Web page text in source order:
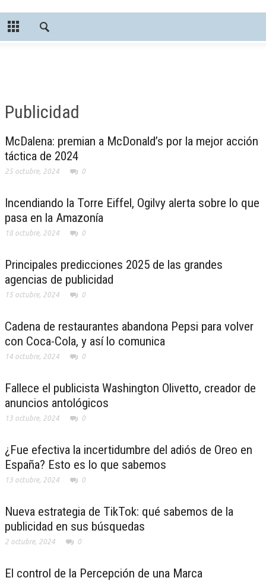
Publicidad
McDalena: premian a McDonald’s por la mejor acción
táctica de 2024
25 octubre, 2024 0
Incendiando la Torre Eiffel, Ogilvy alerta sobre lo que
pasa en la Amazonía
18 octubre, 2024 0
Principales predicciones 2025 de las grandes
agencias de publicidad
15 octubre, 2024 0
Cadena de restaurantes abandona Pepsi para volver
con Coca-Cola, y así lo comunica
14 octubre, 2024 0
Fallece el publicista Washington Olivetto, creador de
anuncios antológicos
13 octubre, 2024 0
¿Fue efectiva la incertidumbre del adiós de Oreo en
España? Esto es lo que sabemos
13 octubre, 2024 0
Nueva estrategia de TikTok: qué sabemos de la
publicidad en sus búsquedas
2 octubre, 2024 0
El control de la Percepción de una Marca